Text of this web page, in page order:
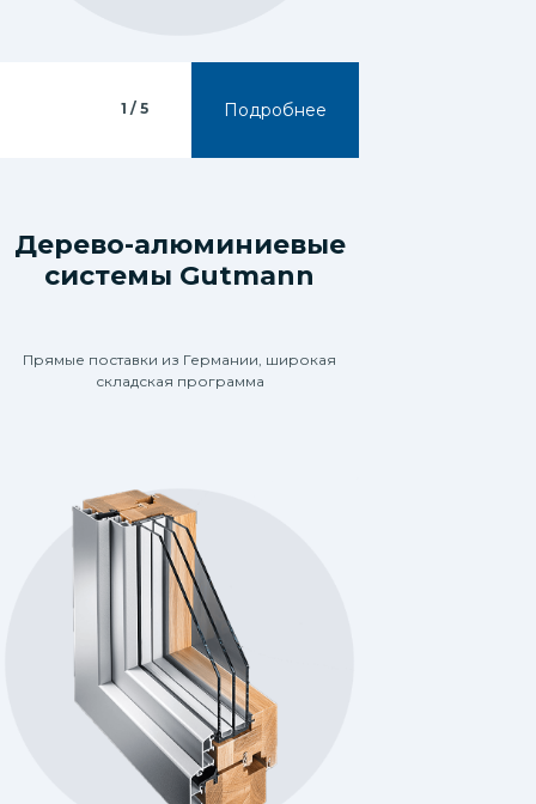
Подробнее
1 / 5 предложений
1 / 5
Дерево-алюминиевые
системы Gutmann
Прямые поставки из Германии, широкая
складская программа